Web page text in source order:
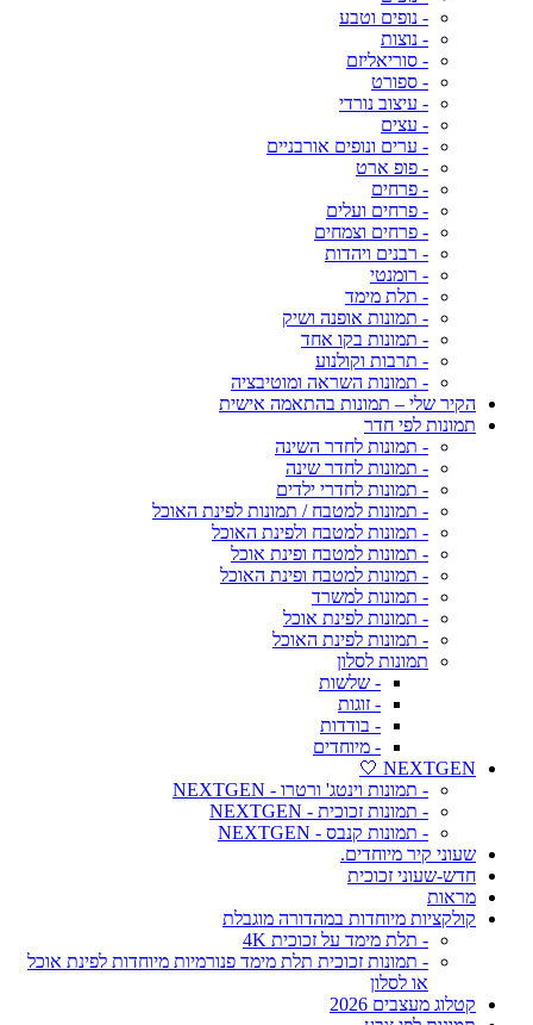
- נופים וטבע
- נוצות
- סוריאליזם
- ספורט
- עיצוב נורדי
- עצים
- ערים ונופים אורבניים
- פופ ארט
- פרחים
- פרחים ועלים
- פרחים וצמחים
- רבנים ויהדות
- רומנטי
- תלת מימד
- תמונות אופנה ושיק
- תמונות בקו אחד
- תרבות וקולנוע
- תמונות השראה ומוטיבציה
הקיר שלי – תמונות בהתאמה אישית
תמונות לפי חדר
- תמונות לחדר השינה
- תמונות לחדר שינה
- תמונות לחדרי ילדים
- תמונות למטבח / תמונות לפינת האוכל
- תמונות למטבח ולפינת האוכל
- תמונות למטבח ופינת אוכל
- תמונות למטבח ופינת האוכל
- תמונות למשרד
- תמונות לפינת אוכל
- תמונות לפינת האוכל
תמונות לסלון
- שלשות
- זוגות
- בודדות
- מיוחדים
NEXTGEN 🤍
- תמונות וינטג' ורטרו - NEXTGEN
- תמונות זכוכית - NEXTGEN
- תמונות קנבס - NEXTGEN
שעוני קיר מיוחדים.
חדש-שעוני זכוכית
מראות
קולקציות מיוחדות במהדורה מוגבלת
- תלת מימד על זכוכית 4K
- תמונות זכוכית תלת מימד פנורמיות מיוחדות לפינת אוכל
או לסלון
קטלוג מעצבים 2026